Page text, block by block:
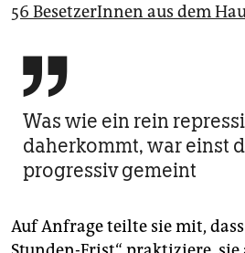
56 BesetzerInnen aus dem

Was wie ein rein
daherkommt, war einst
progressiv gemeint
Auf Anfrage teilte sie mit,